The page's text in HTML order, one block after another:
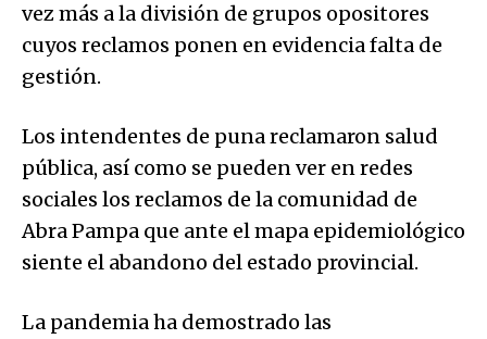
vez más a la división de grupos opositores
cuyos reclamos ponen en evidencia falta de
gestión.
Los intendentes de puna reclamaron salud
pública, así como se pueden ver en redes
sociales los reclamos de la comunidad de
Abra Pampa que ante el mapa epidemiológico
siente el abandono del estado provincial.
La pandemia ha demostrado las